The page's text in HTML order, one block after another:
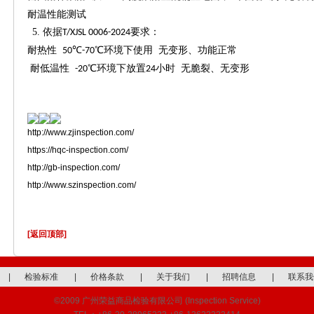
耐温性能测试
5. 依据T/XJSL 0006-2024要求：
耐热性
50℃-70℃环境下使用 无变形、功能正常
耐低温性 -20℃环境下放置24小时 无脆裂、无变形
http://www.zjinspection.com/
https://hqc-inspection.com/
http://gb-inspection.com/
http://www.szinspection.com/
[返回顶部]
检验标准 价格条款 关于我们 招聘信息 联系
©2009 广州荣益商品检验有限公司 (Inspection Service)